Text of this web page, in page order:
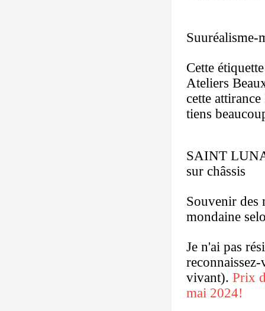
Suuréalisme-
Cette
Ateliers
cette
tiens
SAINT
sur
Souvenir des
mondaine
Je n'ai pas
vivant). Prix
mai 2024!